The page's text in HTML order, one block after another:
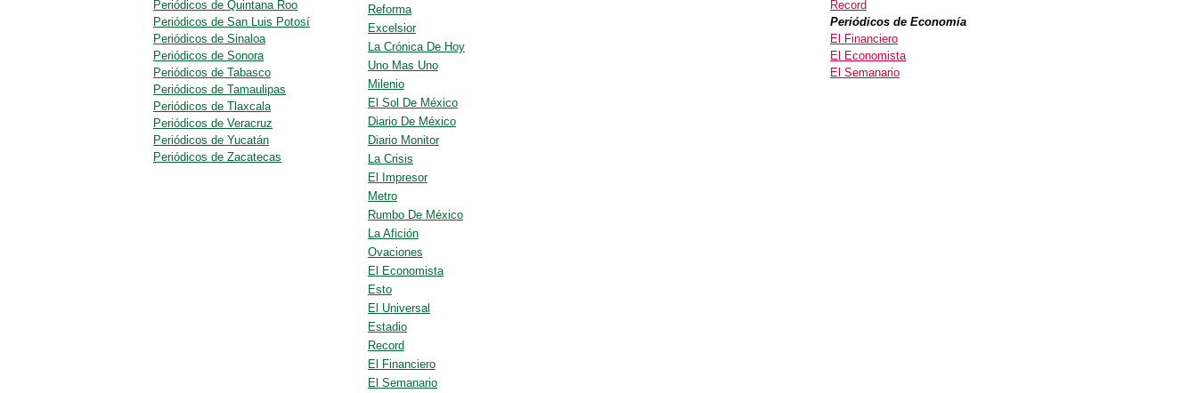
Reforma
Excelsior
La Crónica De Hoy
Uno Mas Uno
Milenio
El Sol De México
Diario De México
Diario Monitor
La Crisis
El Impresor
Metro
Rumbo De México
La Afición
Ovaciones
El Economista
Esto
El Universal
Estadio
Record
El Financiero
El Semanario
Periódicos de Quintana Roo
Periódicos de San Luis Potosí
Periódicos de Sinaloa
Periódicos de Sonora
Periódicos de Tabasco
Periódicos de Tamaulipas
Periódicos de Tlaxcala
Periódicos de Veracruz
Periódicos de Yucatán
Periódicos de Zacatecas
Record
Periódicos de Economía
El Financiero
El Economista
El Semanario